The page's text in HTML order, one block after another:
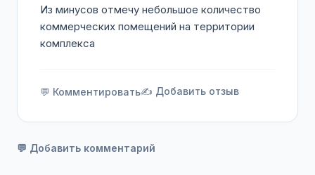
Из минусов отмечу небольшое количество
коммерческих помещений на территории
комплекса
💬 Комментировать✍️ Добавить отзыв
💬 Добавить комментарий